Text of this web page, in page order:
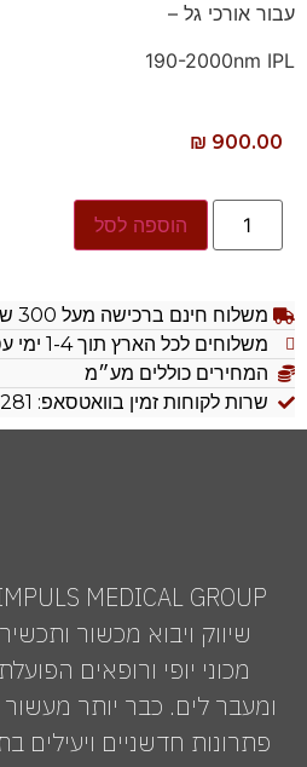
עבור אורכי גל –
190-2000nm IPL
₪ 900.00
הוספה לסל
משלוח חינם ברכישה מעל 300 ש״ח
משלוחים לכל הארץ תוך 1-4 ימי עסקים
המחירים כוללים מע״מ
שרות לקוחות זמין בוואטסאפ: 054-9892281
שיווק ויבוא מכשור
מכוני יופי ורופאים
ומעבר לים. כבר יותר
פתרונות חדשניים ויעילים